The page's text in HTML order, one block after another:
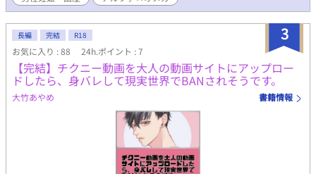
ンα医師と、ほんわかΩ医師の身体から始まる関係…。 いちゃラブ
のお話になります。 性的描写やちょっとエロが濃いページのタイ
トルには⭐︎マークを付けています。
⭐︎..⭐︎..⭐︎..⭐︎..⭐︎..⭐︎..⭐︎..⭐︎..⭐︎..⭐︎..⭐︎..⭐︎..⭐︎ 少しずつ更新予定です。 感想な
どコメント頂けると嬉しです！ ⭐︎..⭐︎..⭐︎..⭐︎..⭐︎..⭐︎..⭐︎..⭐︎..⭐︎..⭐︎..⭐︎..⭐︎..⭐︎
3
長編 完結 R18
お気に入り : 88 24h.ポイント : 7
【完結】チクニー動画を大人の動画サイトにアップロー
ドしたら、身バレして現実世界でBANされそうです。
大竹あやめ 書籍情報